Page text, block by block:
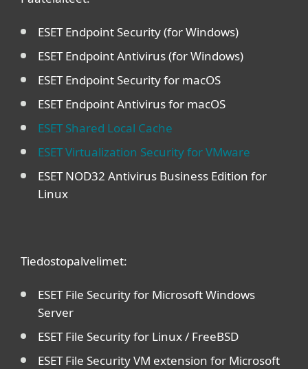
ESET Endpoint Security (for Windows)
ESET Endpoint Antivirus (for Windows)
ESET Endpoint Security for macOS
ESET Endpoint Antivirus for macOS
ESET Shared Local Cache
ESET Virtualization Security for VMware
ESET NOD32 Antivirus Business Edition for
Linux
Tiedostopalvelimet:
ESET File Security for Microsoft Windows
Server
ESET File Security for Linux / FreeBSD
ESET File Security VM extension for Microsoft